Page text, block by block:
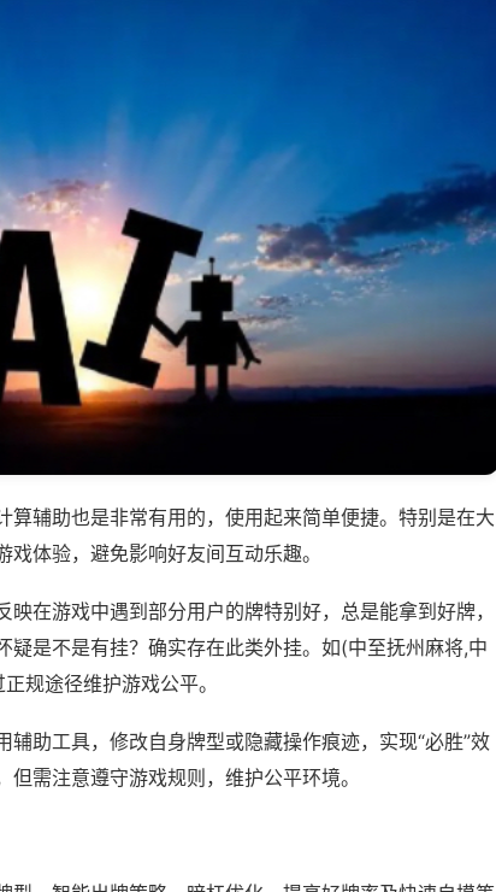
算辅助也是非常有用的，使用起来简单便捷。特别是在大
体验，避免影响好友间互动乐趣。
在游戏中遇到部分用户的牌特别好，总是能拿到好牌，
疑是不是有挂？确实存在此类外挂。如(中至抚州麻将,中
规途径维护游戏公平。
助工具，修改自身牌型或隐藏操作痕迹，实现“必胜”效
需注意遵守游戏规则，维护公平环境。